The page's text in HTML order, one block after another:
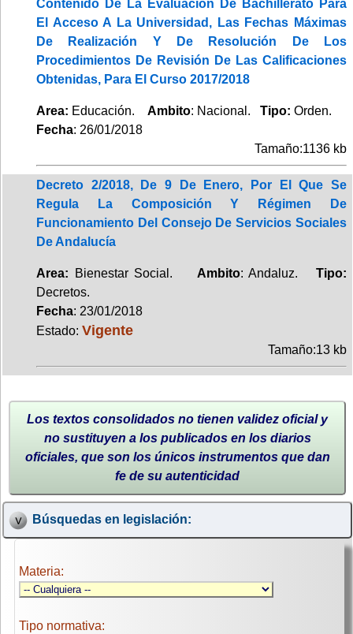
Contenido De La Evaluación De Bachillerato Para
El Acceso A La Universidad, Las Fechas Máximas
De Realización Y De Resolución De Los
Procedimientos De Revisión De Las Calificaciones
Obtenidas, Para El Curso 2017/2018
Area: Educación. Ambito: Nacional. Tipo: Orden.
Fecha: 26/01/2018
Tamaño:1136 kb
Decreto 2/2018, De 9 De Enero, Por El Que Se
Regula La Composición Y Régimen De
Funcionamiento Del Consejo De Servicios Sociales
De Andalucía
Area: Bienestar Social. Ambito: Andaluz.Tipo:
Decretos.
Fecha: 23/01/2018
Estado: Vigente
Tamaño:13 kb
Los textos consolidados no tienen validez oficial y
no sustituyen a los publicados en los diarios
oficiales, que son los únicos instrumentos que dan
fe de su autenticidad
Búsquedas en legislación:
Materia:
Tipo normativa: